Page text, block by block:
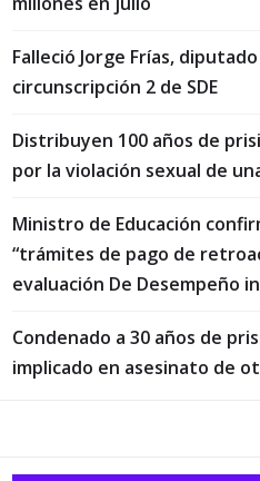
Falleció Jorge Frías,
circunscripción 2 de SDE
Distribuyen 100 años de
por la violación sexual de
Ministro de Educación
“trámites de pago de
evaluación De Desempeño
Condenado a 30 años de
implicado en asesinato de